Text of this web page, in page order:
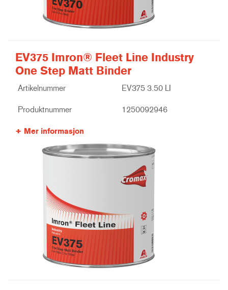
EV375 Imron® Fleet Line Industry
One Step Matt Binder
Artikelnummer EV375 3.50 LI
Produktnummer 1250092946
Mer informasjon